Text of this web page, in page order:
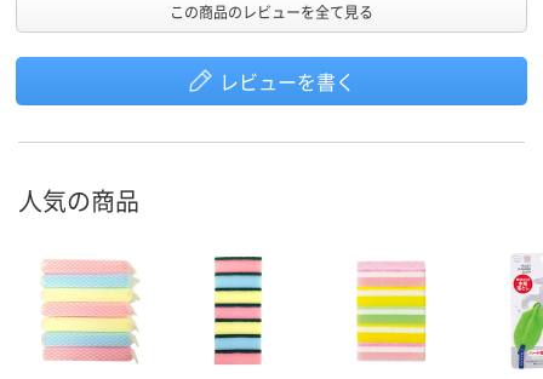
この商品のレビューを全て見る
レビューを書く
人気の商品